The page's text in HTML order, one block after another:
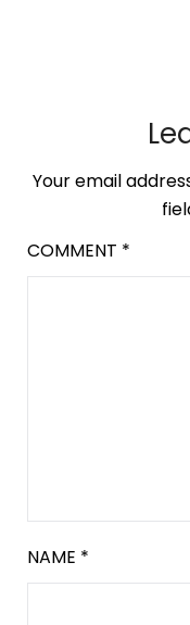
Your email
COMMENT *
NAME *